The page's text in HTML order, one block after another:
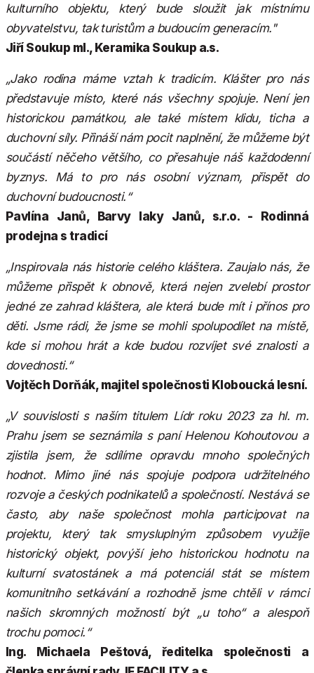
kulturního objektu, který bude sloužit jak místnímu
obyvatelstvu, tak turistům a budoucím generacím."
Jiří Soukup ml., Keramika Soukup a.s.
„Jako rodina máme vztah k tradicím. Klášter pro nás
představuje místo, které nás všechny spojuje. Není jen
historickou památkou, ale také místem klidu, ticha a
duchovní síly. Přináší nám pocit naplnění, že můžeme být
součástí něčeho většího, co přesahuje náš každodenní
byznys. Má to pro nás osobní význam, přispět do
duchovní budoucnosti.“
Pavlína Janů, Barvy laky Janů, s.r.o. - Rodinná
prodejna s tradicí
„Inspirovala nás historie celého kláštera. Zaujalo nás, že
můžeme přispět k obnově, která nejen zvelebí prostor
jedné ze zahrad kláštera, ale která bude mít i přínos pro
děti. Jsme rádi, že jsme se mohli spolupodílet na místě,
kde si mohou hrát a kde budou rozvíjet své znalosti a
dovednosti.“
Vojtěch Dorňák, majitel společnosti Kloboucká lesní.
„V souvislosti s naším titulem Lídr roku 2023 za hl. m.
Prahu jsem se seznámila s paní Helenou Kohoutovou a
zjistila jsem, že sdílíme opravdu mnoho společných
hodnot. Mimo jiné nás spojuje podpora udržitelného
rozvoje a českých podnikatelů a společností. Nestává se
často, aby naše společnost mohla participovat na
projektu, který tak smysluplným způsobem využije
historický objekt, povýší jeho historickou hodnotu na
kulturní svatostánek a má potenciál stát se místem
komunitního setkávání a rozhodně jsme chtěli v rámci
našich skromných možností být „u toho“ a alespoň
trochu pomoci.“
Ing. Michaela Peštová, ředitelka společnosti a